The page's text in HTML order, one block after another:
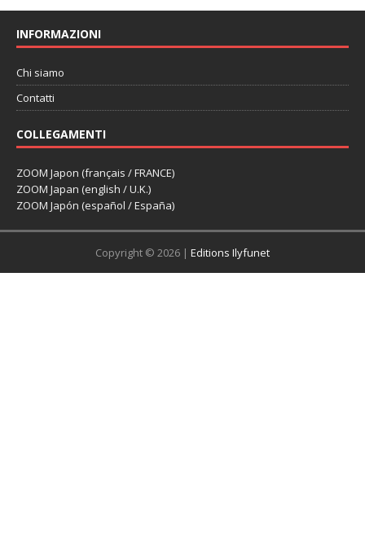
INFORMAZIONI
Chi siamo
Contatti
COLLEGAMENTI
ZOOM Japon (français / FRANCE)
ZOOM Japan (english / U.K.)
ZOOM Japón (español / España)
Copyright © 2026 | Editions Ilyfunet